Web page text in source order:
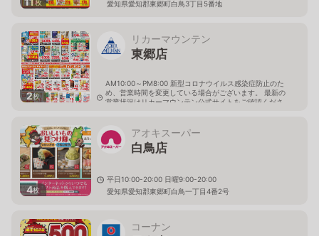
枚
愛知県愛知郡東郷町白鳥3丁目5番地
2枚
リカーマウンテン
東郷店
AM10:00～PM8:00 新型コロナウイルス感染症防止のた
め、営業時間を変更している場合がございます。 最新の
営業状況はリカーマウンテン公式サイトをご確認くださ
4枚
アオキスーパー
白鳥店
平日10:00-20:00 日曜9:00-20:00
愛知県愛知郡東郷町白鳥一丁目4番2号
コーナン